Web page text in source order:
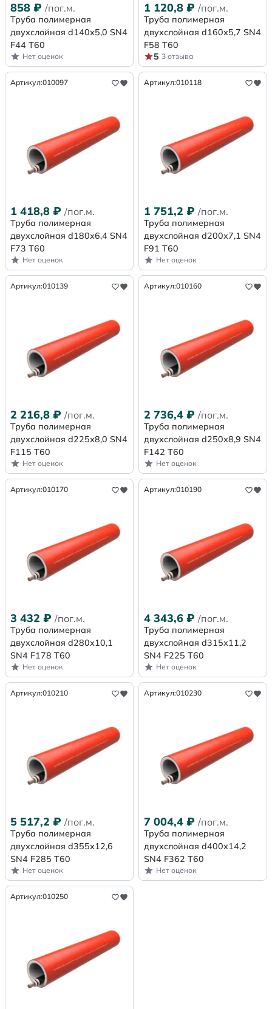
858 ₽ /пог.м.
Труба полимерная
двухслойная d140х5,0 SN4
F44 Т60
Нет оценок
1 120,8 ₽ /пог.м.
Труба полимерная
двухслойная d160х5,7 SN4
F58 Т60
5 3 отзыва
Артикул:010097
1 418,8 ₽ /пог.м.
Труба полимерная
двухслойная d180х6,4 SN4
F73 Т60
Нет оценок
Артикул:010118
1 751,2 ₽ /пог.м.
Труба полимерная
двухслойная d200х7,1 SN4
F91 Т60
Нет оценок
Артикул:010139
2 216,8 ₽ /пог.м.
Труба полимерная
двухслойная d225х8,0 SN4
F115 Т60
Нет оценок
Артикул:010160
2 736,4 ₽ /пог.м.
Труба полимерная
двухслойная d250х8,9 SN4
F142 Т60
Нет оценок
Артикул:010170
3 432 ₽ /пог.м.
Труба полимерная
двухслойная d280х10,1
SN4 F178 Т60
Нет оценок
Артикул:010190
4 343,6 ₽ /пог.м.
Труба полимерная
двухслойная d315х11,2
SN4 F225 Т60
Нет оценок
Артикул:010210
5 517,2 ₽ /пог.м.
Труба полимерная
двухслойная d355х12,6
SN4 F285 Т60
Нет оценок
Артикул:010230
7 004,4 ₽ /пог.м.
Труба полимерная
двухслойная d400х14,2
SN4 F362 Т60
Нет оценок
Артикул:010250